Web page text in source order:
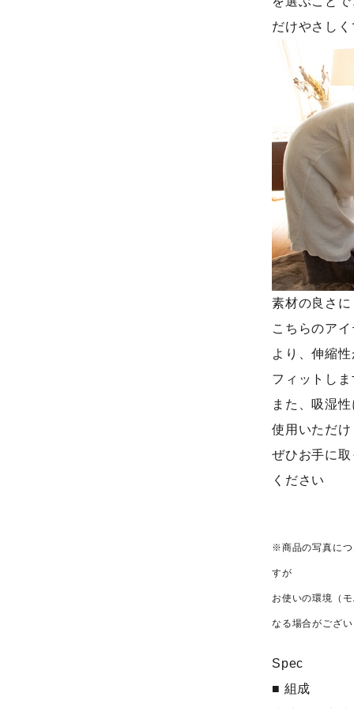
だけやさし
素材の良さ
こちらのア
より、伸縮
フィットし
また、吸湿
使用いただ
ぜひお手に
ください
※商品の写真につ
すが
お使いの環境（
なる場合がござ
Spec
■ 組成